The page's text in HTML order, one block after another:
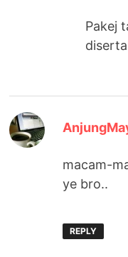
Pakej
macam-
ye bro..
REPLY